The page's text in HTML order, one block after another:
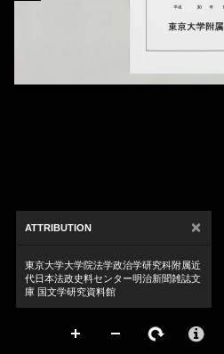
ATTRIBUTION ×
東京大学大学院法学政治学研究科附属近
代日本法政史料センター明治新聞雑誌文
庫 国文学研究資料館